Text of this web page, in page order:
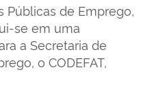
Públicas de Emprego,
se em uma
a Secretaria de
o CODEFAT,